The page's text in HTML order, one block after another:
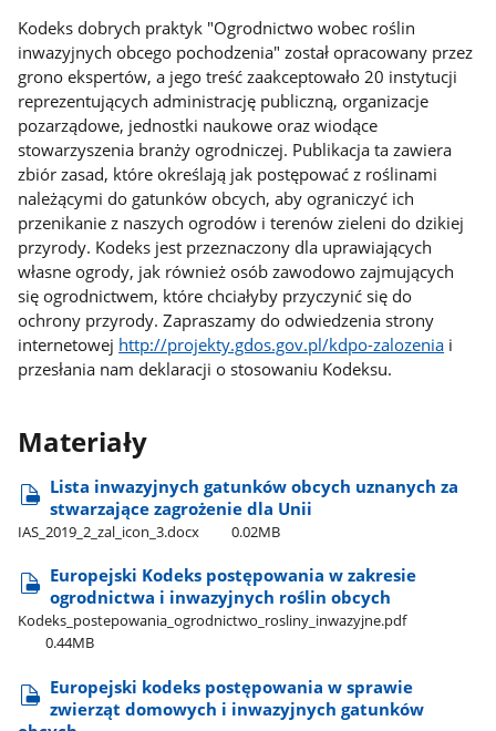
Kodeks dobrych praktyk "Ogrodnictwo wobec roślin
inwazyjnych obcego pochodzenia" został opracowany przez
grono ekspertów, a jego treść zaakceptowało 20 instytucji
reprezentujących administrację publiczną, organizacje
pozarządowe, jednostki naukowe oraz wiodące
stowarzyszenia branży ogrodniczej. Publikacja ta zawiera
zbiór zasad, które określają jak postępować z roślinami
należącymi do gatunków obcych, aby ograniczyć ich
przenikanie z naszych ogrodów i terenów zieleni do dzikiej
przyrody. Kodeks jest przeznaczony dla uprawiających
własne ogrody, jak również osób zawodowo zajmujących
się ogrodnictwem, które chciałyby przyczynić się do
ochrony przyrody. Zapraszamy do odwiedzenia strony
internetowej http://projekty.gdos.gov.pl/kdpo-zalozenia i
przesłania nam deklaracji o stosowaniu Kodeksu.
Materiały
Lista inwazyjnych gatunków obcych uznanych za
stwarzające zagrożenie dla Unii
IAS​_2019​_2​_zal​_icon​_3.docx 0.02MB
Europejski Kodeks postępowania w zakresie
ogrodnictwa i inwazyjnych roślin obcych
Kodeks​_postepowania​_ogrodnictwo​_rosliny​_inwazyjne.pdf
0.44MB
Europejski kodeks postępowania w sprawie
zwierząt domowych i inwazyjnych gatunków